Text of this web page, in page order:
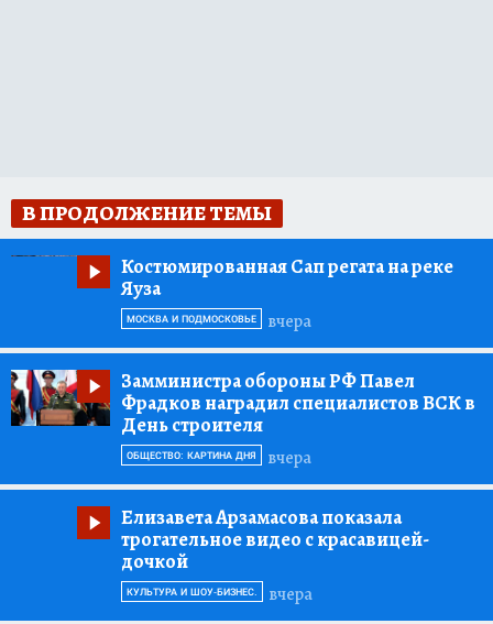
В ПРОДОЛЖЕНИЕ ТЕМЫ
Костюмированная Сап регата на реке
Яуза
вчера
МОСКВА И ПОДМОСКОВЬЕ
Замминистра обороны РФ Павел
Фрадков наградил специалистов ВСК в
День строителя
вчера
ОБЩЕСТВО: КАРТИНА ДНЯ
Елизавета Арзамасова показала
трогательное видео с красавицей-
дочкой
вчера
КУЛЬТУРА И ШОУ-БИЗНЕС.